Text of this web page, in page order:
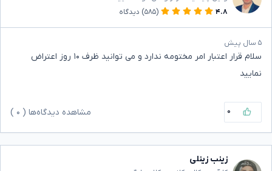
۴.۸
(۵۸۵) دیدگاه
۵ سال پیش
سلام قرار اعتبار امر مختومه ندارد و می توانید ظرف ۱۰ روز اعتراض
نمایید
۰ مشاهده دیدگاه‌ها ( ۰
زینب زینلی